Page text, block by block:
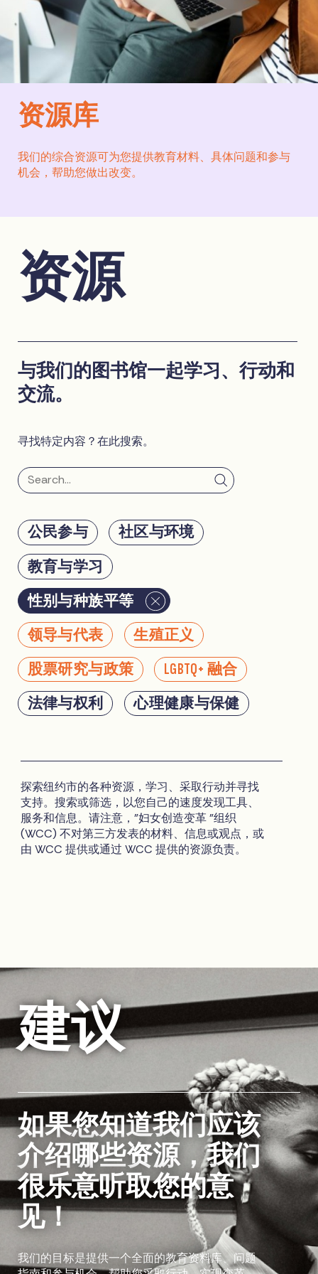
资源库
我们的综合资源可为您提供教育材料、具体问题和参与
机会，帮助您做出改变。
资源
与我们的图书馆一起学习、行动和
交流。
寻找特定内容？在此搜索。
公民参与
社区与环境
教育与学习
性别与种族平等
领导与代表
生殖正义
股票研究与政策
LGBTQ+ 融合
法律与权利
心理健康与保健
探索纽约市的各种资源，学习、采取行动并寻找
支持。搜索或筛选，以您自己的速度发现工具、
服务和信息。请注意，"妇女创造变革 "组织
(WCC) 不对第三方发表的材料、信息或观点，或
由 WCC 提供或通过 WCC 提供的资源负责。
建议
如果您知道我们应该
介绍哪些资源，我们
很乐意听取您的意
见！
我们的目标是提供一个全面的教育资料库、问题